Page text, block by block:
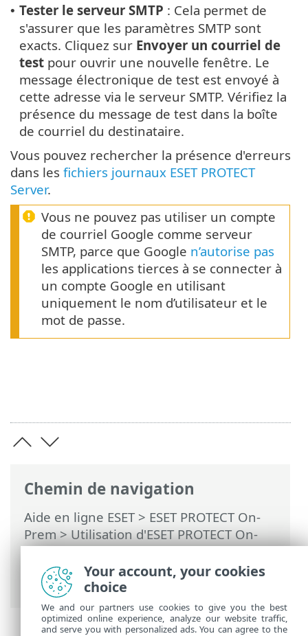
Chemin de navigation
Aide en ligne ESET> ESET PROTECT On-
Prem>Utilisation d'ESET PROTECT On-
Prem>ESET PROTECT On-Prem Menu
principal
>Plus >Paramètres> Serveur
SMTP
• Tester le serveur SMTP : Cela permet de
s'assurer que les paramètres SMTP sont
exacts. Cliquez sur Envoyer un courriel de
test pour ouvrir une nouvelle fenêtre. Le
message électronique de test est envoyé à
cette adresse via le serveur SMTP. Vérifiez la
présence du message de test dans la boîte
de courriel du destinataire.
Vous pouvez rechercher la présence d'erreurs
dans les fichiers journaux ESET PROTECT
Server.
Vous ne pouvez pas utiliser un compte
de courriel Google comme serveur
SMTP, parce que Google n’autorise pas
les applications tierces à se connecter à
un compte Google en utilisant
uniquement le nom d’utilisateur et le
mot de passe.
Your account, your cookies
choice
We and our partners use cookies to give you the best
optimized online experience, analyze our website traffic,
and serve you with personalized ads. You can agree to the